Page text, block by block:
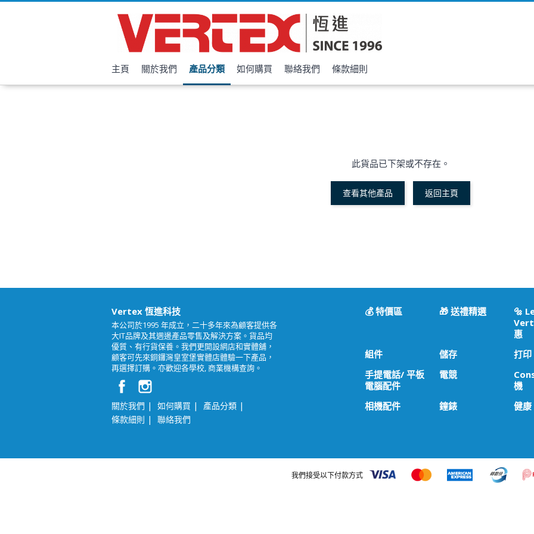
主頁 關於我們 產品分類 如何購買 聯絡我們 條款細則
此貨品已下架或不存在。
查看其他產品 返回主頁
Vertex 恆進科技
本公司於1995 年成立，二十多年來為顧客提供各
大IT品牌及其週邊產品零售及解決方案。貨品均
優質、有行貨保養。我們更開設網店和實體舖，
顧客可先來銅鑼灣皇室堡實體店體驗一下產品，
再選擇訂購。亦歡迎各學校, 商業機構查詢。
關於我們 | 如何購買 | 產品分類 |
條款細則 | 聯絡我們
💰 特價區 🎁 送禮精選
🔩
惠
組件
儲存
打印
手提電話/ 平板
電腦配件
電競
機
相機配件
鐘錶 健康
我們接受以下付款方式